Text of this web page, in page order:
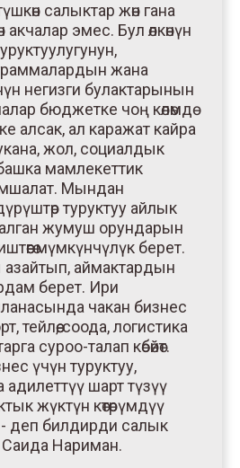
салыктар жөн гана
эмес. Бул өлкөнүн
жана
негизги булактарынын
бюджетке чоң көлөмдө
алсак, ал каражат кайра
жол, социалдык
башка мамлекеттик
Мындан
туруктуу айлык
жумуш орундарын
мүмкүнчүлүк берет.
аймактардын
берет. Ири
чакан бизнес
тейлөө, соода, логистика
суроо-талап көбөйөт.
үчүн туруктуу,
шарт түзүү
жүктүн көтөрүмдүү
- деп билдирди салык
Нариман.